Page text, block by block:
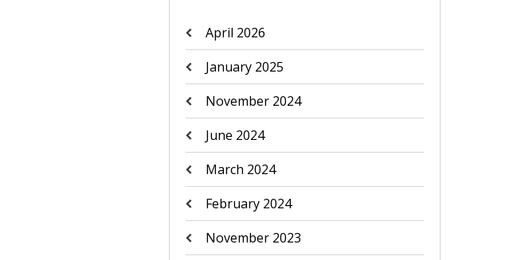
April 2026
January 2025
November 2024
June 2024
March 2024
February 2024
November 2023